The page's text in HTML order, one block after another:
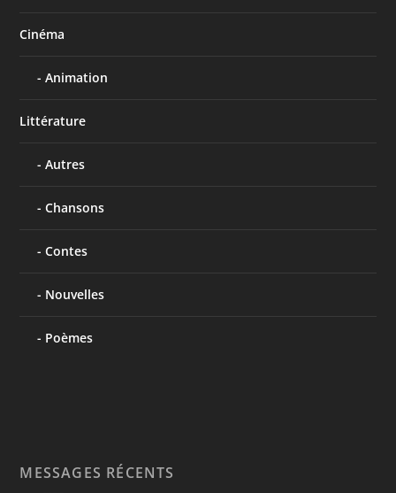
Cinéma
Animation
Littérature
Autres
Chansons
Contes
Nouvelles
Poèmes
MESSAGES RÉCENTS